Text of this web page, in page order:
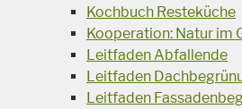
Kochbuch Resteküche
Kooperation: Natur im
Leitfaden Abfallende
Leitfaden
Leitfaden